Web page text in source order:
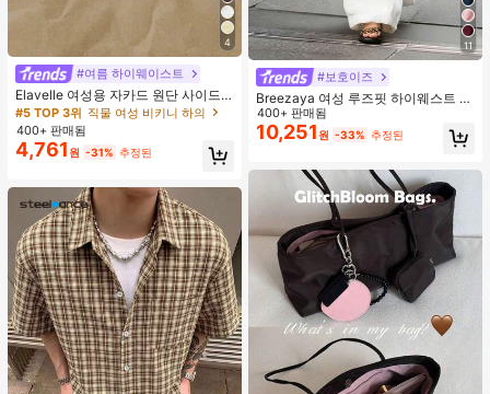
4
#여름 하이웨이스트
Elavelle 여성용 자카드 원단 사이드
타이 비키니 하의, 봄/여름
#5 TOP 3위 직물 여성 비키니 하의
400+ 판매됨
4,761 원 -31% 추정된
11
#보호이즈
Breezaya 여성 루즈핏 하이웨스트 와
이드 레그 팬츠, 우아한 화이트 시크
여름 휴가 홀리데이, 솔리드 컬러 다용
도 캐주얼 일상 착용 비치 바지
400+ 판매됨
10,251 원 -33% 추정된